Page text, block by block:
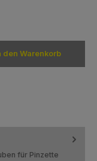
den Warenkorb
für Pinzette